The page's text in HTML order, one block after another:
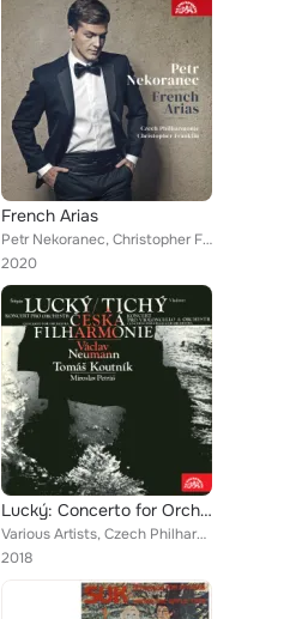
French Arias
Petr Nekoranec, Christopher Franklin, Czech Philharmonic
2020
Lucký: Concerto for Orchestra - Tichý: Cello Concerto
Various Artists, Czech Philharmonic, Václav Neumann, Tomáš Norbert Koutník, Miroslav Petráš
2018